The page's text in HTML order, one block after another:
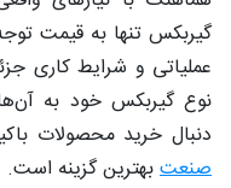
گیربکس تنها به قیمت
نوع گیربکس خود به
دنبال خرید محصولات
صنعتبهترین گزینه است.